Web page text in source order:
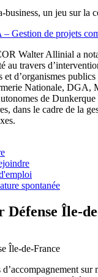
business, un jeu sur la
Gestion de projets
Walter Allinial a
au travers
et d’organismes
Nationale, DGA,
de
dans le cadre de la
spontanée
Défense Île-
Île-de-France